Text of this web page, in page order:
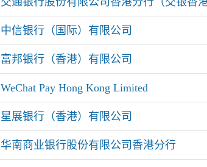
中信银行（国际）有限公司
富邦银行（香港）有限公司
WeChat Pay Hong Kong Limited
星展银行（香港）有限公司
华南商业银行股份有限公司香港分行